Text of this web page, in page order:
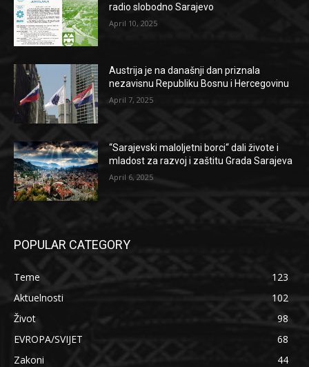
radio slobodno Sarajevo
April 10, 2025
Austrija je na današnji dan priznala
nezavisnu Republiku Bosnu i Hercegovinu
April 7, 2025
“Sarajevski maloljetni borci“ dali živote i
mladost za razvoj i zaštitu Grada Sarajeva
April 6, 2025
POPULAR CATEGORY
Teme
123
Aktuelnosti
102
Život
98
EVROPA/SVIJET
68
Zakoni
44